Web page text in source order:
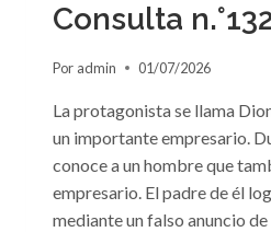
Consulta
Por admin 01/07/2026
La protagonista se llama
un importante empresario.
conoce a un hombre que
empresario. El padre de él
mediante un falso anuncio